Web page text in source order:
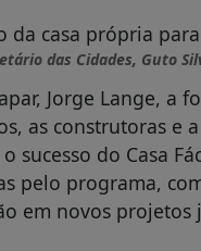
das Cidades, Guto
Jorge Lange, a
as construtoras e
do Casa
pelo programa,
em novos